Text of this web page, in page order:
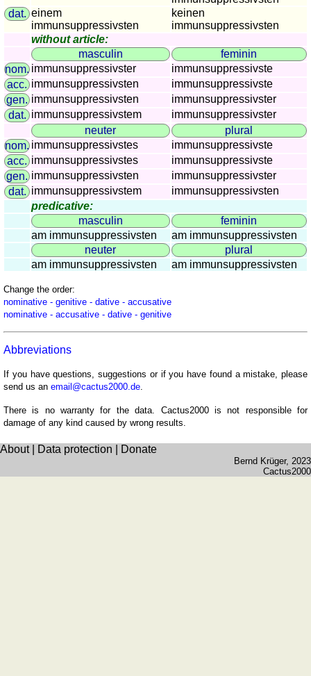
quiz
Quiz
of
countries
Quiz
of
rivers
and
towns
Quiz
of
flags,
arms,
and
coins
Quiz
of
towns
and
countries
More
games
Animal
quiz
Brain
training
Find
difference
dat. einem
immunsuppressivsten
keinen
immunsuppressivsten
without article:
masculin
feminin
nom. immunsuppressivster
immunsuppressivste
acc. immunsuppressivsten
immunsuppressivste
gen. immunsuppressivsten
immunsuppressivster
dat. immunsuppressivstem
immunsuppressivster
neuter
plural
nom. immunsuppressivstes
immunsuppressivste
acc. immunsuppressivstes
immunsuppressivste
gen. immunsuppressivsten
immunsuppressivster
dat. immunsuppressivstem
immunsuppressivsten
predicative:
masculin
feminin
am immunsuppressivsten
am immunsuppressivsten
neuter
plural
am immunsuppressivsten
am immunsuppressivsten
Change the order:
nominative - genitive - dative - accusative
nominative - accusative - dative - genitive
Abbreviations
If you have questions, suggestions or if you have found a mistake, please
send us an email@cactus2000.de.
There is no warranty for the data. Cactus2000 is not responsible for
damage of any kind caused by wrong results.
About| Data protection Donate
Bernd Krüger, 2023
Cactus2000